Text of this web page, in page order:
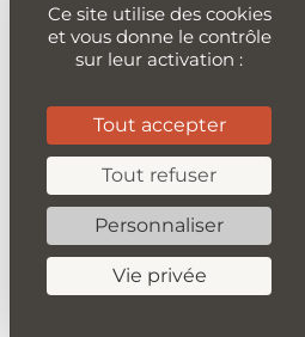
une entreprise ou un
sur les médias sociaux est
stratégie. Il est nécessaire
faut publier, dans quel but,
quand et comment. C’est-à-
marketing des médias sociaux
d’actualité.
La direction prise par
portée organique des
Ce site utilise des cookies
et vous donne le contrôle
sur leur activation :
Tout accepter
Tout refuser
Personnaliser
Vie privée